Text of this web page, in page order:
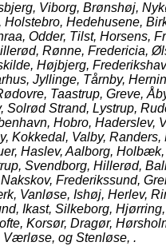
Viborg, Brønshøj,
Holstebro, Hedehusene,
Odder, Tilst, Horsens,
Rønne, Fredericia,
Højbjerg,
Jyllinge, Tårnby,
Taastrup, Greve,
Solrød Strand, Lystrup,
Hobro, Haderslev,
Kokkedal, Valby, Randers,
Haslev, Aalborg,
Svendborg, Hillerød,
Frederikssund,
Vanløse, Ishøj, Herlev,
Ikast, Silkeborg,
Korsør, Dragør,
Værløse, og Stenløse, .